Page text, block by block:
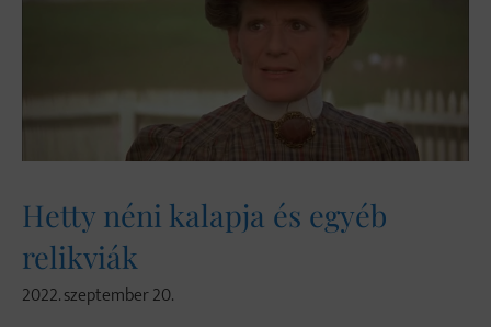
Hetty néni kalapja és egyéb
relikviák
2022. szeptember 20.